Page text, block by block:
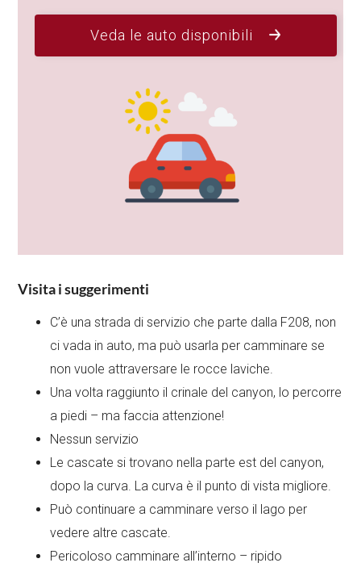
Veda le auto disponibili
Visita i suggerimenti
C’è una strada di servizio che parte dalla F208, non
ci vada in auto, ma può usarla per camminare se
non vuole attraversare le rocce laviche.
Una volta raggiunto il crinale del canyon, lo percorre
a piedi – ma faccia attenzione!
Nessun servizio
Le cascate si trovano nella parte est del canyon,
dopo la curva. La curva è il punto di vista migliore.
Può continuare a camminare verso il lago per
vedere altre cascate.
Pericoloso camminare all’interno – ripido